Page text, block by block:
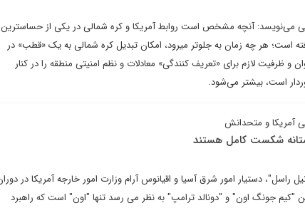
می‌نویسد: آنچه مشخص است روابط آمریکا و کره شمالی در یکی از حساسترین
است؛ هر چه زمان به جلوتر میرود، امکان تبدیل کره شمالی به یک «قطب» در
و ظرفیت لازم برای «تعریف کنندگی» معادلات و نظم امنیتی منطقه را در کنار
است، بیشتر می‌شود.
آمریکا و متحدانش
شکست کامل هستند
راسل"، دستیار امور شرق آسیا و اقیانوس آرام وزارت امور خارجه آمریکا در
"کیم جونگ اون" و "دونالد ترامپ" به نظر می رسد تنها "اون" است که راهبرد